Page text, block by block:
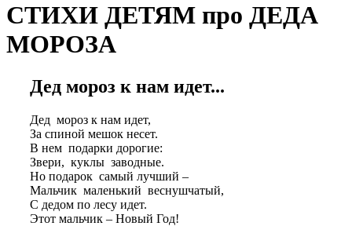
СТИХИ ДЕТЯМ про ДЕДА
МОРОЗА
Дед мороз к нам идет...
Дед мороз к нам идет,
За спиной мешок несет.
В нем подарки дорогие:
Звери, куклы заводные.
Но подарок самый лучший –
Мальчик маленький веснушчатый,
С дедом по лесу идет.
Этот мальчик – Новый Год!